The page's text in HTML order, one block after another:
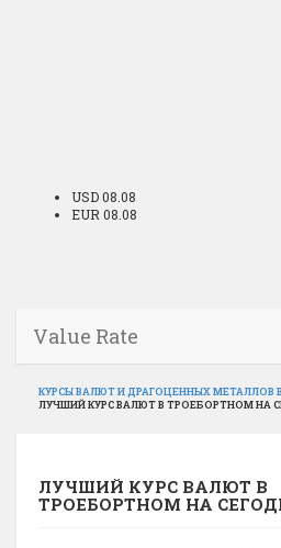
USD 08.08
EUR 08.08
Value Rate
КУРСЫ ВАЛЮТ И ДРАГОЦЕННЫХ МЕТАЛЛОВ
ЛУЧШИЙ КУРС ВАЛЮТ В ТРОЕБОРТНОМ НА
ЛУЧШИЙ КУРС ВАЛЮТ В
ТРОЕБОРТНОМ НА